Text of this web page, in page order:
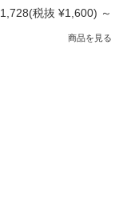
(税抜 ¥1,600) ～
商品を見る